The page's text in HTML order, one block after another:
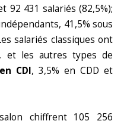
92 431 salariés (82,5%);
41,5% sous
salariés classiques ont
et les autres types de
CDI, 3,5% en CDD et
chiffrent 105 256